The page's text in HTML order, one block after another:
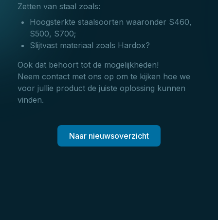
Zetten van staal zoals:
Hoogsterkte staalsoorten waaronder S460,
S500, S700;
Slijtvast materiaal zoals Hardox?
Ook dat behoort tot de mogelijkheden!
Neem contact met ons op om te kijken hoe we
voor jullie product de juiste oplossing kunnen
vinden.
Naar nieuwsoverzicht